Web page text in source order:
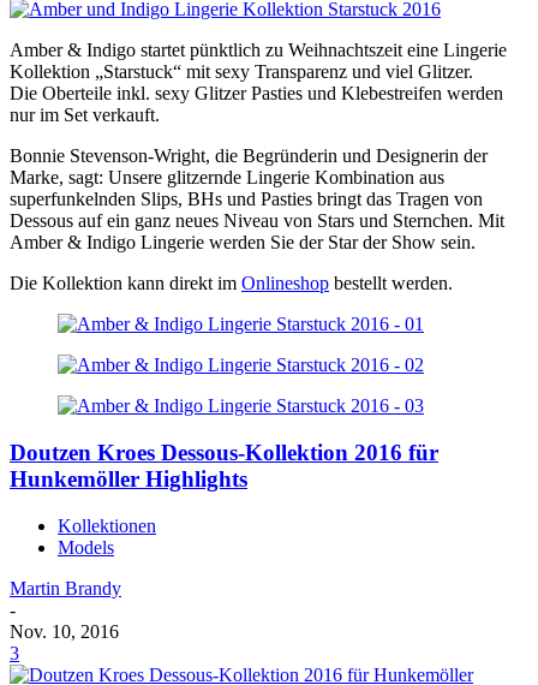
Amber & Indigo startet pünktlich zu Weihnachtszeit eine Lingerie
Kollektion „Starstuck“ mit sexy Transparenz und viel Glitzer.
Die Oberteile inkl. sexy Glitzer Pasties und Klebestreifen werden
nur im Set verkauft.
Bonnie Stevenson-Wright, die Begründerin und Designerin der
Marke, sagt: Unsere glitzernde Lingerie Kombination aus
superfunkelnden Slips, BHs und Pasties bringt das Tragen von
Dessous auf ein ganz neues Niveau von Stars und Sternchen. Mit
Amber & Indigo Lingerie werden Sie der Star der Show sein.
Die Kollektion kann direkt im Onlineshop bestellt werden.
Doutzen Kroes Dessous-Kollektion 2016 für
Hunkemöller Highlights
Kollektionen
Models
Martin Brandy
-
Nov. 10, 2016
3